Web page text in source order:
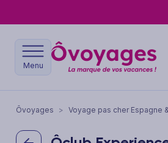
Menu
Ôvoyages > Voyage pas cher Espagne